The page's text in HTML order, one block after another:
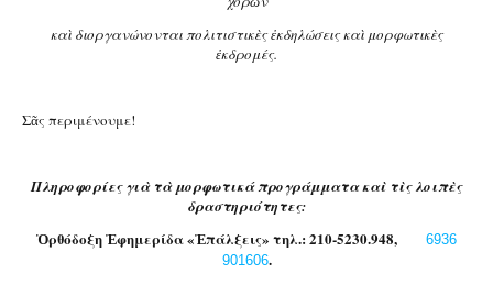
καὶ διοργανώνονται πολιτιστικὲς ἐκδηλώσεις καὶ μορφωτικὲς
ἐκδρομές.
Σᾶς περιμένουμε!
Πληροφορίες γιὰ τὰ μορφωτικά προγράμματα καὶ τὶς λοιπὲς
δραστηριότητες:
Ὀρθόδοξη Ἐφημερίδα «Ἐπάλξεις» τηλ.: 210-5230.948,
6936
901606.